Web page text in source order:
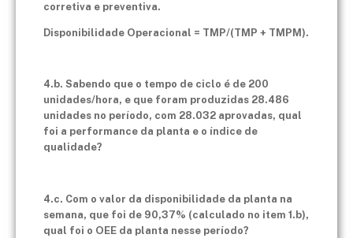
corretiva e preventiva.
Disponibilidade Operacional = TMP/(TMP + TMPM).
4.b. Sabendo que o tempo de ciclo é de 200
unidades/hora, e que foram produzidas 28.486
unidades no período, com 28.032 aprovadas, qual
foi a performance da planta e o índice de
qualidade?
4.c. Com o valor da disponibilidade da planta na
semana, que foi de 90,37% (calculado no item 1.b),
qual foi o OEE da planta nesse período?